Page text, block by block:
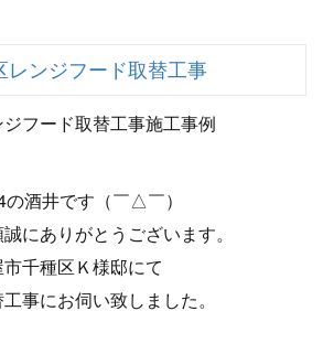
レンジフード取替工事
フード取替工事施工事例
酒井です（￣△￣）
にありがとうございます。
千種区Ｋ様邸にて
事にお伺い致しました。